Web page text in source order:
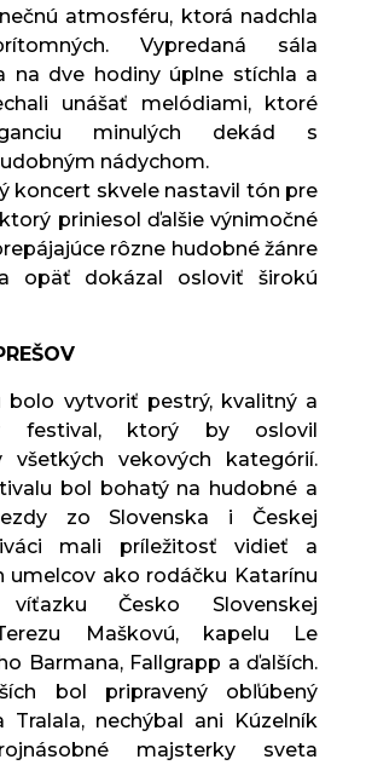
atmosféru, ktorá nadchla
Vypredaná sála
na dve hodiny úplne stíchla a
unášať melódiami, ktoré
minulých dekád s
nádychom.
koncert skvele nastavil tón pre
priniesol ďalšie výnimočné
rôzne hudobné žánre
opäť dokázal osloviť širokú
bolo vytvoriť pestrý, kvalitný a
festival, ktorý by oslovil
všetkých vekových kategórií.
bol bohatý na hudobné a
zo Slovenska i Českej
mali príležitosť vidieť a
umelcov ako rodáčku Katarínu
víťazku Česko Slovenskej
Maškovú, kapelu Le
Barmana, Fallgrapp a ďalších.
bol pripravený obľúbený
Tralala, nechýbal ani Kúzelník
majsterky sveta